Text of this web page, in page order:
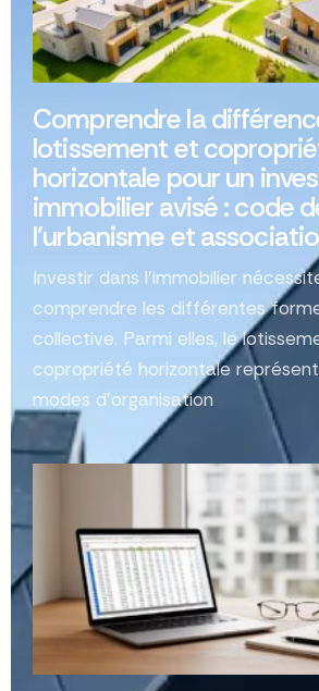
Comprendre la
lotissement et
horizontale pour un
immobilier avisé : code
l’urbanisme et
Investir dans l'immobilier
comprendre les différentes
collective. Parmi elles, le
copropriété horizontale
modes d'organisation